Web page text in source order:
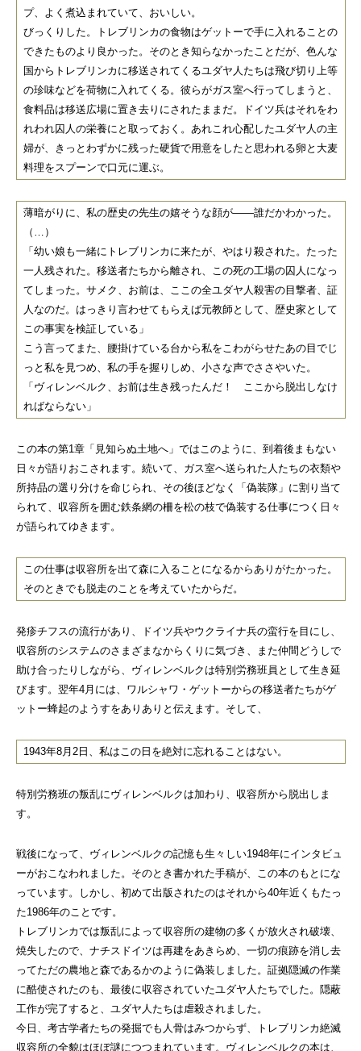
プ、よく煮込まれていて、おいしい。
びっくりした。トレブリンカの食物はゲットーで手に入れることの
できたものより良かった。そのとき知らなかったことだが、色んな
国からトレブリンカに移送されてくるユダヤ人たちは飛び切り上等
の珍味などを荷物に入れてくる。彼らがガス室へ行ってしまうと、
食料品は移送広場に置き去りにされたままだ。ドイツ兵はそれをわ
れわれ囚人の栄養にと取っておく。あれこれ心配したユダヤ人の主
婦が、きっとわずかに残った硬貨で用意をしたと思われる卵と大麦
料理をスプーンで口元に運ぶ。
薄暗がりに、私の歴史の先生の嬉そうな顔が――誰だかわかった。
（…）
「幼い娘も一緒にトレブリンカに来たが、やはり殺された。たった
一人残された。移送者たちから離され、この死の工場の囚人になっ
てしまった。サメク、お前は、ここの全ユダヤ人殺害の目撃者、証
人なのだ。はっきり言わせてもらえば元教師として、歴史家として
この事実を検証している」
こう言ってまた、腰掛けている台から私をこわがらせたあの目でじ
っと私を見つめ、私の手を握りしめ、小さな声でささやいた。
「ヴィレンベルク、お前は生き残ったんだ！ ここから脱出しなけ
ればならない」
この本の第1章「見知らぬ土地へ」ではこのように、到着後まもない
日々が語りおこされます。続いて、ガス室へ送られた人たちの衣類や
所持品の選り分けを命じられ、その後ほどなく「偽装隊」に割り当て
られて、収容所を囲む鉄条網の柵を松の枝で偽装する仕事につく日々
が語られてゆきます。
この仕事は収容所を出て森に入ることになるからありがたかった。
そのときでも脱走のことを考えていたからだ。
発疹チフスの流行があり、ドイツ兵やウクライナ兵の蛮行を目にし、
収容所のシステムのさまざまなからくりに気づき、また仲間どうしで
助け合ったりしながら、ヴィレンベルクは特別労務班員として生き延
びます。翌年4月には、ワルシャワ・ゲットーからの移送者たちがゲ
ットー蜂起のようすをありありと伝えます。そして、
1943年8月2日、私はこの日を絶対に忘れることはない。
特別労務班の叛乱にヴィレンベルクは加わり、収容所から脱出しま
す。
戦後になって、ヴィレンベルクの記憶も生々しい1948年にインタビュ
ーがおこなわれました。そのとき書かれた手稿が、この本のもとにな
っています。しかし、初めて出版されたのはそれから40年近くもたっ
た1986年のことです。
トレブリンカでは叛乱によって収容所の建物の多くが放火され破壊、
焼失したので、ナチスドイツは再建をあきらめ、一切の痕跡を消し去
ってただの農地と森であるかのように偽装しました。証拠隠滅の作業
に酷使されたのも、最後に収容されていたユダヤ人たちでした。隠蔽
工作が完了すると、ユダヤ人たちは虐殺されました。
今日、考古学者たちの発掘でも人骨はみつからず、トレブリンカ絶滅
収容所の全貌はほぼ謎につつまれています。ヴィレンベルクの本は、